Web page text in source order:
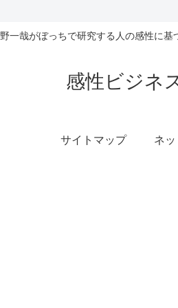
一哉がぼっちで研究する人の感性に
感性ビジネ
サイトマップ